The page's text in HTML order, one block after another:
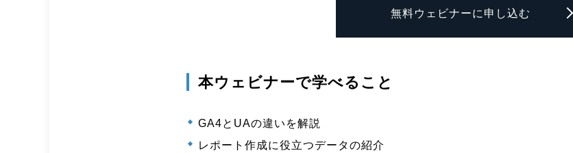
無料ウェビナーに申し込む
本ウェビナーで学べること
GA4とUAの違いを解説
レポート作成に役立つデータの紹介